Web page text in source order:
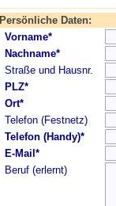
Persönliche Daten:
Vorname*
Nachname*
Straße und Hausnr.
PLZ*
Ort*
Telefon (Festnetz)
Telefon (Handy)*
E-Mail*
Beruf (erlernt)